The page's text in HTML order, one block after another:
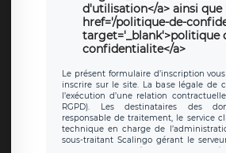
d'utilisation</a> ainsi que
href='/politique-de-
target='_blank'>politique
confidentialite</a>
Le présent formulaire d’inscription
inscrire sur le site. La base légale de
l’exécution d’une relation
RGPD). Les destinataires des
responsable de traitement, le service
technique en charge de
sous-traitant Scalingo gérant le